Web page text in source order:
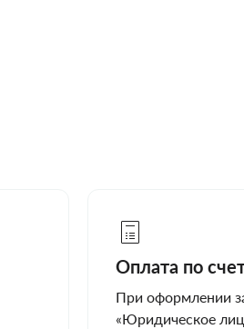
Оплата по
При оформлении
«Юридическое